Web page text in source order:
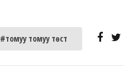
#томуу томуу төст